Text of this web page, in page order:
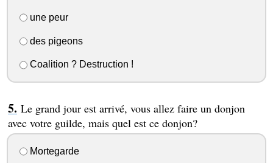
une peur
des pigeons
Coalition ? Destruction !
Le grand jour est arrivé, vous allez faire un donjon
avec votre guilde, mais quel est ce donjon?
Mortegarde